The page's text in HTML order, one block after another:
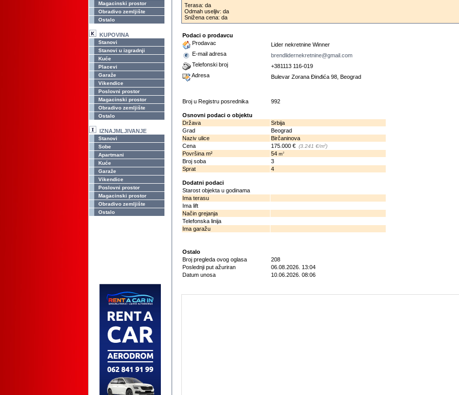
Magacinski prostor
Obradivo zemljište
Ostalo
KUPOVINA
Stanovi
Stanovi u izgradnji
Kuće
Placevi
Garaže
Vikendice
Poslovni prostor
Magacinski prostor
Obradivo zemljište
Ostalo
IZNAJMLJIVANJE
Stanovi
Sobe
Apartmani
Kuće
Garaže
Vikendice
Poslovni prostor
Magacinski prostor
Obradivo zemljište
Ostalo
Terasa: da
Odmah useljiv: da
Snižena cena: da
Podaci o prodavcu
Prodavac
Lider nekretnine Winner
E-mail adresa
brendlidernekretnine@gmail.com
Telefonski broj
+381113 116-019
Adresa
Bulevar Zorana Đinđića 98, Beograd
Broj u Registru posrednika 992
Osnovni podaci o objektu
Država
Srbija
Grad
Beograd
Naziv ulice
Birčaninova
Cena
175.000 € (3.241 €/m2)
Površina m² 54 m2
Broj soba
3
Sprat
4
Dodatni podaci
Starost objekta u godinama
Ima terasu
Ima lift
Način grejanja
Telefonska linija
Ima garažu
Ostalo
Broj pregleda ovog oglasa
208
Poslednji put ažuriran
06.08.2026. 13:04
Datum unosa
10.06.2026. 08:06